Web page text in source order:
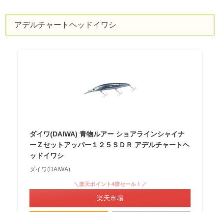
アデルチャートヘッドイワシ
ダイワ(DAIWA) 青物ルアー ショアラインシャイナ
ーＺセットアッパー１２５ＳＤＲ アデルチャートヘ
ッドイワシ
ダイワ(DAIWA)
＼楽天ポイント4倍セール！／
楽天市場